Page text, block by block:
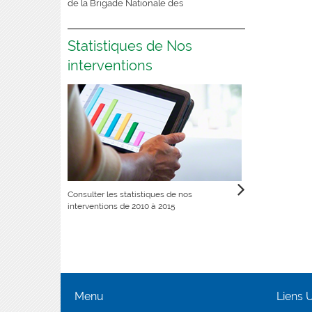
de la Brigade Nationale des
Statistiques de Nos
interventions
Consulter les statistiques de nos
interventions de 2010 à 2015
Menu Liens